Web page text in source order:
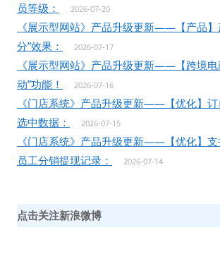
员等级：
2026-07-20
《展示型网站》产品升级更新——【产品】
分”效果：
2026-07-17
《展示型网站》产品升级更新——【跨境电
动”功能！
2026-07-16
《门店系统》产品升级更新——【优化】
选中数据：
2026-07-15
《门店系统》产品升级更新——【优化】
员工分销提现记录：
2026-07-14
点击关注新浪微博